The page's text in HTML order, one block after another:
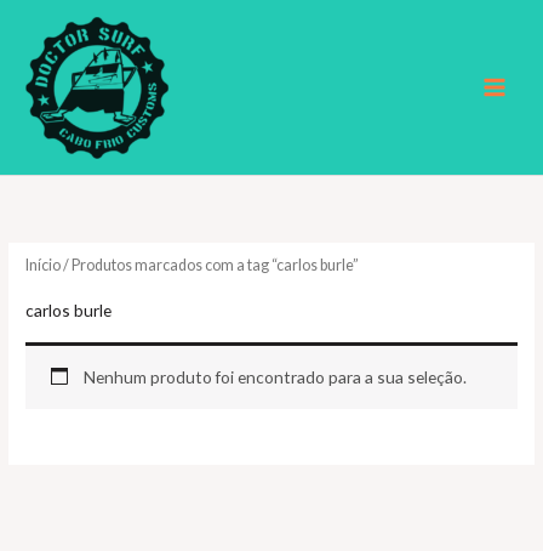
conteúdo
Início/ Produtos marcados com a tag “carlos burle”
carlos burle
Nenhum produto foi encontrado para a sua seleção.